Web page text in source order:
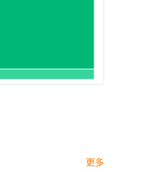
更多